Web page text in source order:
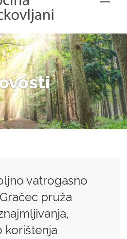
vatrogasno
pruža
korištenja